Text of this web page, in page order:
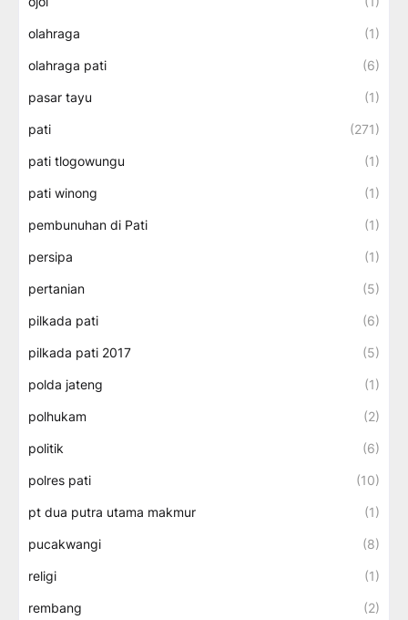
olahraga (1)
olahraga pati (6)
pasar tayu (1)
pati (271)
pati tlogowungu (1)
pati winong (1)
pembunuhan di Pati (1)
persipa (1)
pertanian (5)
pilkada pati (6)
pilkada pati 2017 (5)
polda jateng (1)
polhukam (2)
politik (6)
polres pati (10)
pt dua putra utama makmur (1)
pucakwangi (8)
religi (1)
rembang (2)